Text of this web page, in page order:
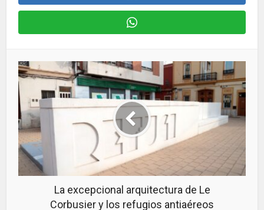
La excepcional arquitectura de Le
Corbusier y los refugios antiaéreos